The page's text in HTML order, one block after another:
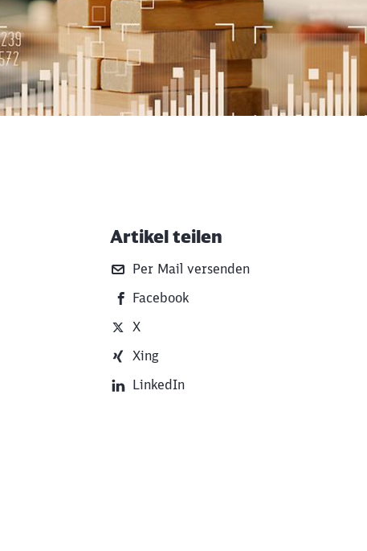
Weiterführende
Artikel teilen
Per Mail versenden
Facebook
X
Xing
LinkedIn